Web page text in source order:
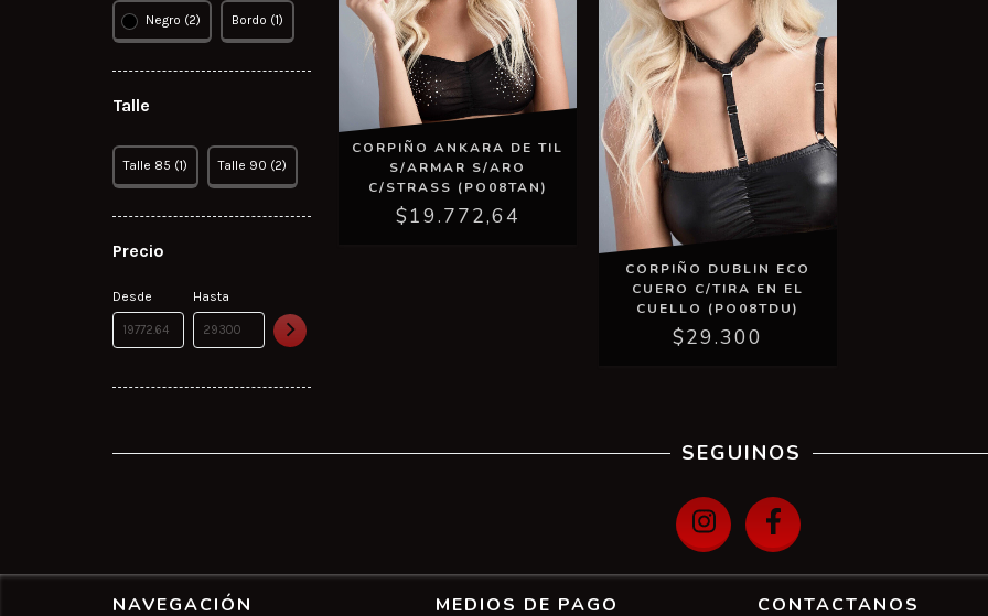
Negro (2) Bordo (1)
Talle
Talle 85 (1) Talle 90 (2)
Precio
Desde Hasta
CORPIÑO ANKARA DE TIL
S/ARMAR S/ARO
C/STRASS (PO08TAN)
$19.772,64
CORPIÑO DUBLIN ECO
CUERO C/TIRA EN EL
CUELLO (PO08TDU)
$29.300
SEGUINOS
NAVEGACIÓN MEDIOS DE PAGO CONTACTANOS